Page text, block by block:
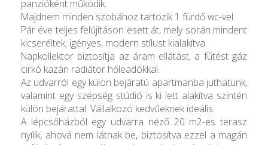
panzióként működik.
Majdnem minden szobához tartozik 1 fürdő wc-vel.
Pár éve teljes felújításon esett át, mely során mindent
kicseréltek, igényes, modern stílust kialakítva.
Napkollektor biztosítja az áram ellátást, a fűtést gáz
cirkó kazán radiátor hőleadókkal.
Az udvarról egy külön bejáratú apartmanba juthatunk,
valamint egy szépség stúdió is ki lett alakítva szintén
külön bejárattal. Vállalkozó kedvűeknek ideális.
A lépcsőházból egy udvarra néző 20 m2-es terasz
nyílik, ahová nem látnak be, biztosítva ezzel a magán